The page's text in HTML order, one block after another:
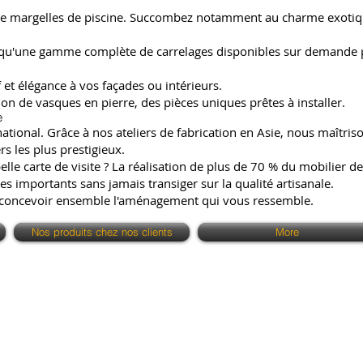
margelles de piscine. Succombez notamment au charme
gamme complète de carrelages disponibles sur demande
élégance à vos façades ou intérieurs.
de vasques en pierre, des pièces uniques prêtes à installer.
Grâce à nos ateliers de fabrication en Asie, nous
les plus prestigieux.
carte de visite ? La réalisation de plus de 70 % du mobilier
importants sans jamais transiger sur la qualité artisanale.
ensemble l'aménagement qui vous ressemble.
Nos produits chez nos clients More